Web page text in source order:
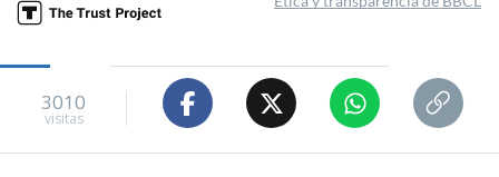
3010
visitas